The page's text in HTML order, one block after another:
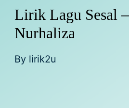
Lirik Lagu Sesal
Nurhaliza
By lirik2u